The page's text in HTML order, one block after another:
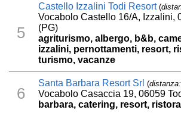
5
Castello Izzalini Todi Resort(
Vocabolo Castello 16/A, Izzalini,
(PG)
agriturismo, albergo, b&b,
izzalini, pernottamenti, resort,
turismo, vacanze
6
Santa Barbara Resort Srl (
Vocabolo Casaccia 19, 06059
barbara, catering, resort,